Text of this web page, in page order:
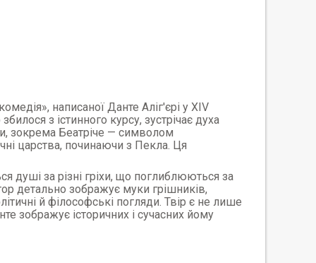
написаної Данте Аліг'єрі у XIV
з істинного курсу, зустрічає духа
зокрема Беатріче — символом
царства, починаючи з Пекла. Ця
душі за різні гріхи, що поглиблюються за
детально зображує муки грішників,
й філософські погляди. Твір є не лише
зображує історичних і сучасних йому